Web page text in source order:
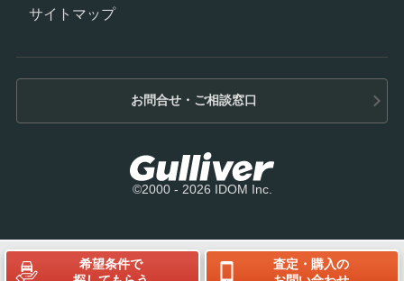
希望条件で
査定・購入の
お問合せ・ご相談窓口
©2000 - 2026 IDOM Inc.
サイトマップ